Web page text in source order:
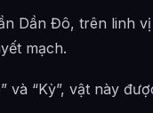
Dần Đô, trên linh vị
mạch.
và “Kỳ”, vật này